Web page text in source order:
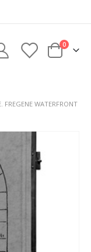
Cart
0elementi
FREGENE WATERFRONT